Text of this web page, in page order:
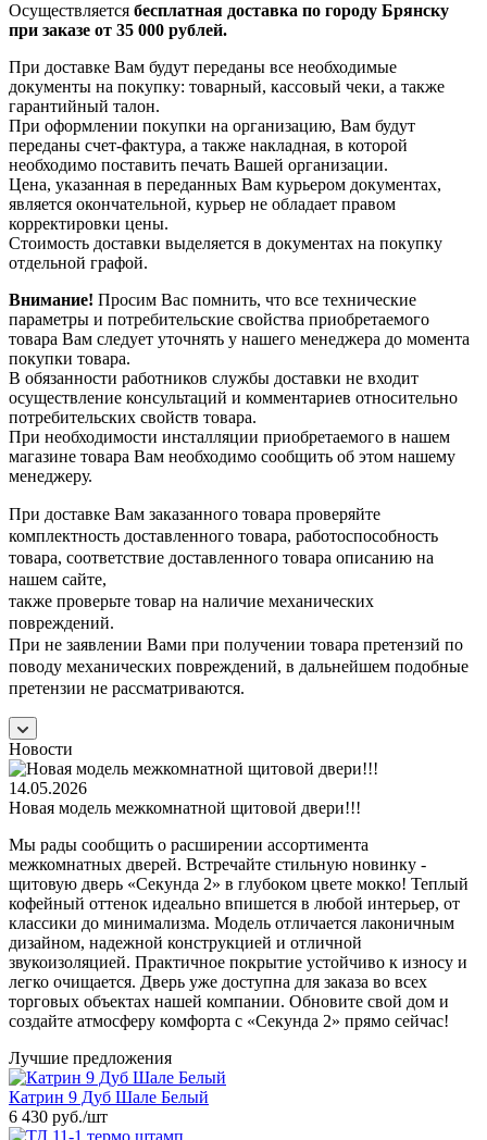
Осуществляется бесплатная доставка по городу Брянску
при заказе от 35 000 рублей.
При доставке Вам будут переданы все необходимые
документы на покупку: товарный, кассовый чеки, а также
гарантийный талон.
При оформлении покупки на организацию, Вам будут
переданы счет-фактура, а также накладная, в которой
необходимо поставить печать Вашей организации.
Цена, указанная в переданных Вам курьером документах,
является окончательной, курьер не обладает правом
корректировки цены.
Стоимость доставки выделяется в документах на покупку
отдельной графой.
Внимание! Просим Вас помнить, что все технические
параметры и потребительские свойства приобретаемого
товара Вам следует уточнять у нашего менеджера до момента
покупки товара.
В обязанности работников службы доставки не входит
осуществление консультаций и комментариев относительно
потребительских свойств товара.
При необходимости инсталляции приобретаемого в нашем
магазине товара Вам необходимо сообщить об этом нашему
менеджеру.
При доставке Вам заказанного товара проверяйте
комплектность доставленного товара, работоспособность
товара, соответствие доставленного товара описанию на
нашем сайте,
также проверьте товар на наличие механических
повреждений.
При не заявлении Вами при получении товара претензий по
поводу механических повреждений, в дальнейшем подобные
претензии не рассматриваются.
Новости
14.05.2026
Новая модель межкомнатной щитовой двери!!!
Мы рады сообщить о расширении ассортимента
межкомнатных дверей. Встречайте стильную новинку -
щитовую дверь «Секунда 2» в глубоком цвете мокко! Теплый
кофейный оттенок идеально впишется в любой интерьер, от
классики до минимализма. Модель отличается лаконичным
дизайном, надежной конструкцией и отличной
звукоизоляцией. Практичное покрытие устойчиво к износу и
легко очищается. Дверь уже доступна для заказа во всех
торговых объектах нашей компании. Обновите свой дом и
создайте атмосферу комфорта с «Секунда 2» прямо сейчас!
Лучшие предложения
Катрин 9 Дуб Шале Белый
6 430 руб./шт